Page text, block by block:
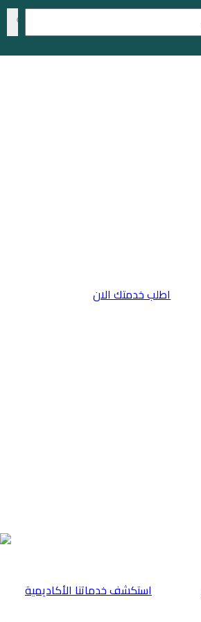
اطلب خدمتك الان
⁠استكشف خدماتنا الأكاديمية